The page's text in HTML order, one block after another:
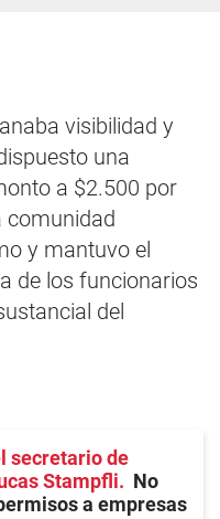
visibilidad y
una
a $2.500 por
comunidad
y mantuvo el
de los funcionarios
del
secretario de
Stampfli
No
a empresas